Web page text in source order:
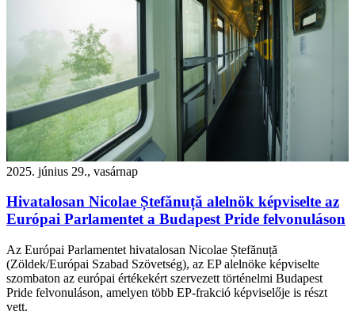
2025. június 29., vasárnap
Hivatalosan Nicolae Ștefănuță alelnök képviselte az
Európai Parlamentet a Budapest Pride felvonuláson
Az Európai Parlamentet hivatalosan Nicolae Ștefănuță
(Zöldek/Európai Szabad Szövetség), az EP alelnöke képviselte
szombaton az európai értékekért szervezett történelmi Budapest
Pride felvonuláson, amelyen több EP-frakció képviselője is részt
vett.